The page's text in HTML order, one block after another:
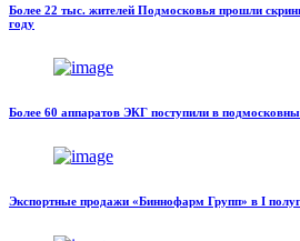
Более 22 тыс. жителей Подмосковья прошли
году
Более 60 аппаратов ЭКГ поступили в
Экспортные продажи «Биннофарм Групп» в I